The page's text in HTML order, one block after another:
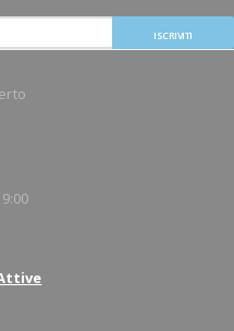
ISCRIVITI